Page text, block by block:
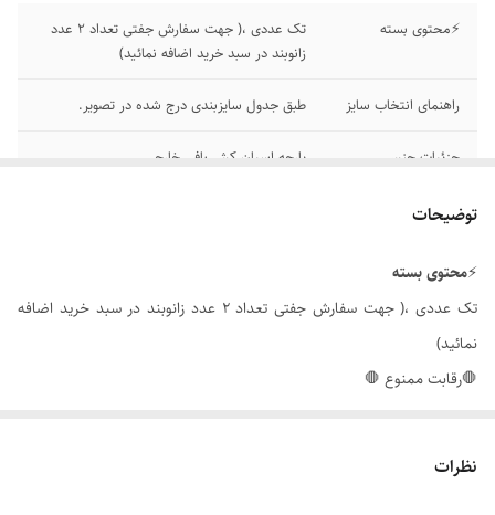
⚡محتوی بسته
تک عددی ،( جهت سفارش جفتی تعداد ۲ عدد
زانوبند در سبد خرید اضافه نمائید)
راهنمای انتخاب سایز طبق جدول سایزبندی درج شده در تصویر.
جزئیات جنس پارچه اسپان کش بافی خارجی
کشور تولید کننده
توضیحات
⚡محتویبسته
تک عددی ،( جهت سفارش جفتی تعداد ۲ عدد زانوبند در سبد خرید اضافه
نمائید)
🛑رقابت ممنوع 🛑
فعالیت های ورزشی و روزانه مورد استفاده قرار می‌گیرد .
نظرات